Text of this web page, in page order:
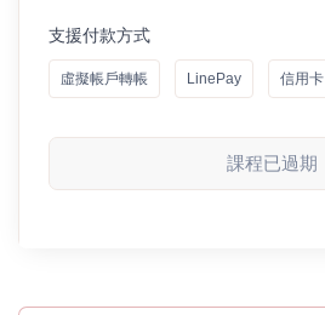
支援付款方式
虛擬帳戶轉帳 LinePay 信用卡
課程已過期